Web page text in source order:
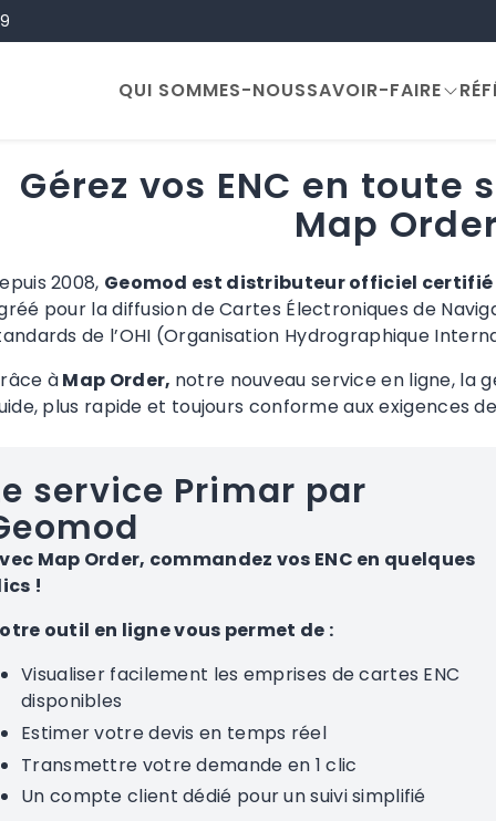
QUI SOMMES-NOUSSAVOIR-FAIRE
Gérez vos ENC en
Map
2008, Geomod est distributeur officiel certifié
pour la diffusion de Cartes Électroniques de
de l’OHI (Organisation Hydrographique
àMap Order, notre nouveau service en ligne, la
plus rapide et toujours conforme aux exigences
service Primar par
Map Order, commandez vos ENC en quelques
!
outil en ligne vous permet de :
Visualiser facilement les emprises de cartes ENC
disponibles
Estimer votre devis en temps réel
Transmettre votre demande en 1 clic
Un compte client dédié pour un suivi simplifié